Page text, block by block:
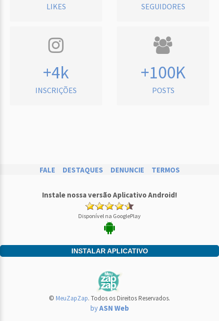
LIKES SEGUIDORES
+4k
INSCRIÇÕES
+100K
POSTS
FALE DESTAQUES DENUNCIE TERMOS
Instale nossa versão Aplicativo Android!
Disponível na GooglePlay
INSTALAR APLICATIVO
© MeuZapZap. Todos os Direitos Reservados.
byASN Web